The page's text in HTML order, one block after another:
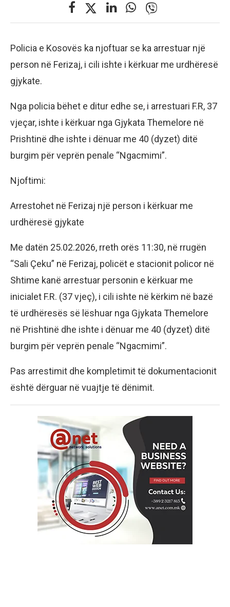
Policia e Kosovës ka njoftuar se ka arrestuar një
person në Ferizaj, i cili ishte i kërkuar me urdhëresë
gjykate.
Nga policia bëhet e ditur edhe se, i arrestuari F.R, 37
vjeçar, ishte i kërkuar nga Gjykata Themelore në
Prishtinë dhe ishte i dënuar me 40 (dyzet) ditë
burgim për veprën penale “Ngacmimi”.
Njoftimi:
Arrestohet në Ferizaj një person i kërkuar me
urdhëresë gjykate
Me datën 25.02.2026, rreth orës 11:30, në rrugën
“Sali Çeku” në Ferizaj, policët e stacionit policor në
Shtime kanë arrestuar personin e kërkuar me
inicialet F.R. (37 vjeç), i cili ishte në kërkim në bazë
të urdhëresës së lëshuar nga Gjykata Themelore
në Prishtinë dhe ishte i dënuar me 40 (dyzet) ditë
burgim për veprën penale “Ngacmimi”.
Pas arrestimit dhe kompletimit të dokumentacionit
është dërguar në vuajtje të dënimit.